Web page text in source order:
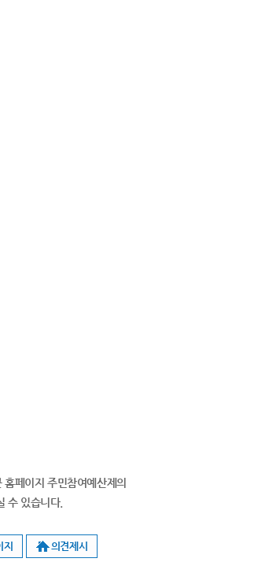
페이지 주민참여예산제의
수 있습니다.
의견제시